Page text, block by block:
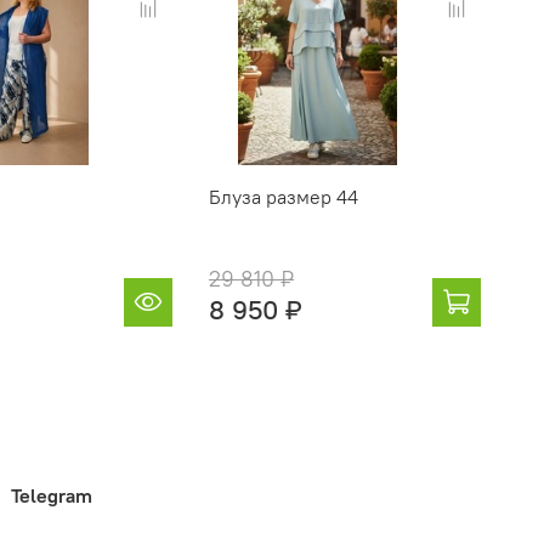
Блуза размер 44
29 810 ₽
8 950 ₽
Telegram